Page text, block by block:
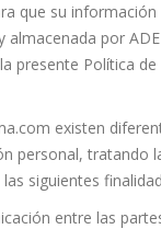
que su información
almacenada por
presente Política
existen
personal, tratando
siguientes
entre las